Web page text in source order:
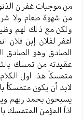
من موجبات غفران
من شهوة طعام ولا
ولكن مع ذلك لهم
اغفر لفلان إبن فلان
الصادق وهو الصادق
عقيدته من تمسك
متمسكاً هذا اول
لابد أن يكون متمسكاً
يسبحون بحمد ربهم
اذاً المؤمن المتمسك